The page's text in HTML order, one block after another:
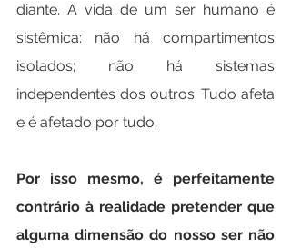
diante. A vida de um ser humano é
sistêmica: não há compartimentos
isolados; não há sistemas
independentes dos outros. Tudo afeta
e é afetado por tudo.
Por isso mesmo, é perfeitamente
contrário à realidade pretender que
alguma dimensão do nosso ser não